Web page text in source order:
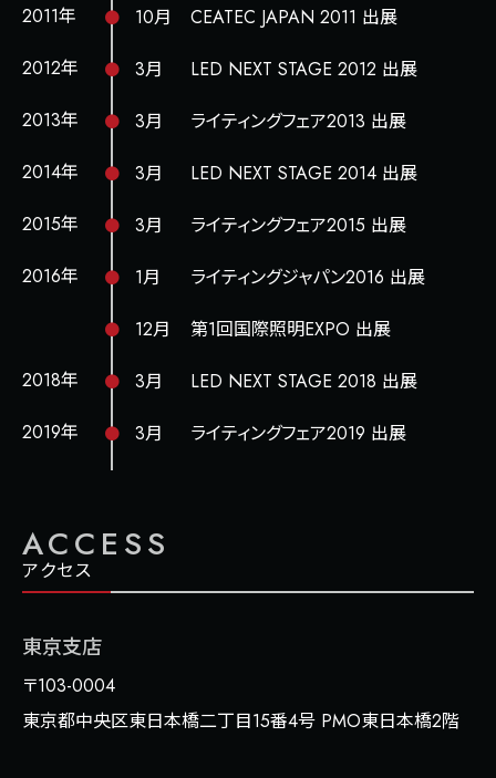
2011年
10月
CEATEC JAPAN 2011 出展
2012年
3月
LED NEXT STAGE 2012 出展
2013年
3月
ライティングフェア2013 出展
2014年
3月
LED NEXT STAGE 2014 出展
2015年
3月
ライティングフェア2015 出展
2016年
1月 ライティングジャパン2016 出展
12月
第1回国際照明EXPO 出展
2018年
3月
LED NEXT STAGE 2018 出展
2019年
3月 ライティングフェア2019 出展
ACCESS
アクセス
東京支店
〒103-0004
東京都中央区東日本橋二丁目15番4号 PMO東日本橋2階